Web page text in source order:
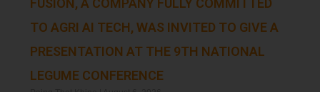
TO AGRI AI TECH, WAS INVITED TO GIVE A
PRESENTATION AT THE 9TH NATIONAL
LEGUME CONFERENCE